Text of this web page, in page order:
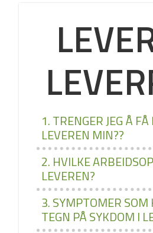
1. TRENGER JEG Å
LEVEREN MIN??
2. HVILKE
LEVEREN?
3. SYMPTOMER
TEGN PÅ SYKDOM I